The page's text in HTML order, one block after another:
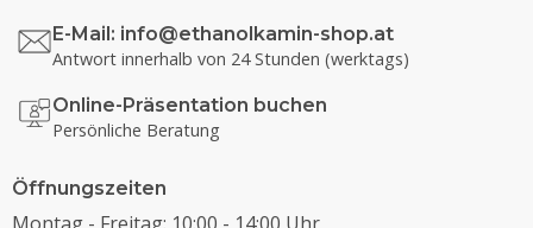
E-Mail: info@ethanolkamin-shop.at
Antwort innerhalb von 24 Stunden (werktags)
Online-Präsentation buchen
Persönliche Beratung
Öffnungszeiten
Montag - Freitag: 10:00 - 14:00 Uhr